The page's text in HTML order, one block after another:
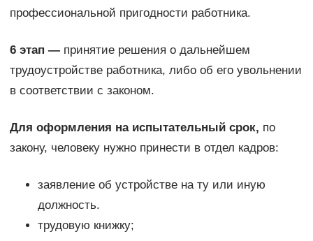
профессиональной пригодности работника.
6 этап —принятие решения о дальнейшем
трудоустройстве работника, либо об его увольнении
в соответствии с законом.
Для оформления на испытательный срок, по
закону, человеку нужно принести в отдел кадров:
заявление об устройстве на ту или иную
должность.
трудовую книжку;